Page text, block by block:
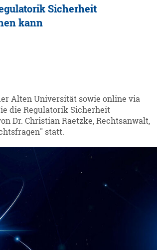
Sicherheit
kann
Alten Universität sowie online via
die Regulatorik Sicherheit
Dr. Christian Raetzke, Rechtsanwalt,
statt.